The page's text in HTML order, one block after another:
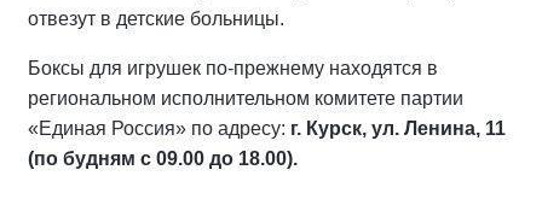
отвезут в детские больницы.
Боксы для игрушек по-прежнему находятся в
региональном исполнительном комитете партии
«Единая Россия» по адресу: г. Курск, ул. Ленина, 11
(по будням с 09.00 до 18.00).